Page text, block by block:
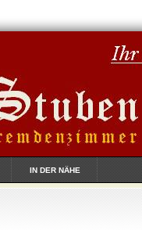
IN DER NÄHE